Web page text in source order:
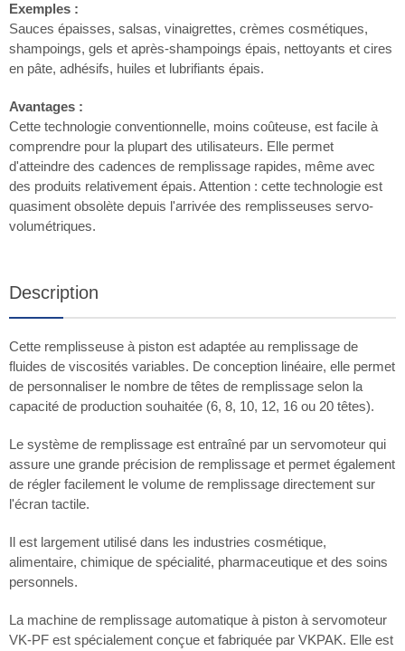
Exemples :
Sauces épaisses, salsas, vinaigrettes, crèmes cosmétiques,
shampoings, gels et après-shampoings épais, nettoyants et cires
en pâte, adhésifs, huiles et lubrifiants épais.
Avantages :
Cette technologie conventionnelle, moins coûteuse, est facile à
comprendre pour la plupart des utilisateurs. Elle permet
d'atteindre des cadences de remplissage rapides, même avec
des produits relativement épais. Attention : cette technologie est
quasiment obsolète depuis l'arrivée des remplisseuses servo-
volumétriques.
Description
Cette remplisseuse à piston est adaptée au remplissage de
fluides de viscosités variables. De conception linéaire, elle permet
de personnaliser le nombre de têtes de remplissage selon la
capacité de production souhaitée (6, 8, 10, 12, 16 ou 20 têtes).
Le système de remplissage est entraîné par un servomoteur qui
assure une grande précision de remplissage et permet également
de régler facilement le volume de remplissage directement sur
l'écran tactile.
Il est largement utilisé dans les industries cosmétique,
alimentaire, chimique de spécialité, pharmaceutique et des soins
personnels.
La machine de remplissage automatique à piston à servomoteur
VK-PF est spécialement conçue et fabriquée par VKPAK. Elle est